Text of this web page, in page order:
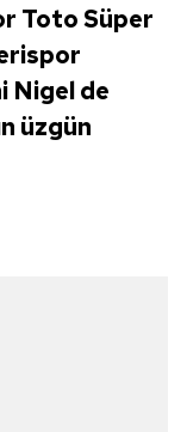
Toto Süper
Nigel de
üzgün